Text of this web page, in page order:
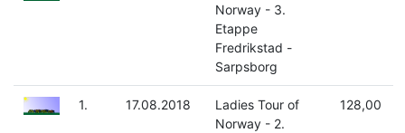
Norway - 3.
Etappe
Fredrikstad -
Sarpsborg
1. 17.08.2018
Ladies Tour of
Norway - 2.
128,00